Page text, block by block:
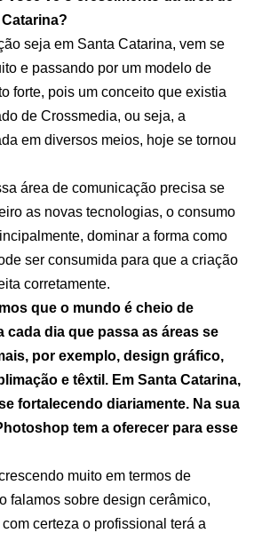
seja em Santa Catarina, vem se
e passando por um modelo de
forte, pois um conceito que existia
de Crossmedia, ou seja, a
em diversos meios, hoje se tornou
área de comunicação precisa se
as novas tecnologias, o consumo
dominar a forma como
ser consumida para que a criação
corretamente.
que o mundo é cheio de
cada dia que passa as áreas se
por exemplo, design gráfico,
e têxtil. Em Santa Catarina,
fortalecendo diariamente. Na sua
tem a oferecer para esse
muito em termos de
falamos sobre design cerâmico,
certeza o profissional terá a